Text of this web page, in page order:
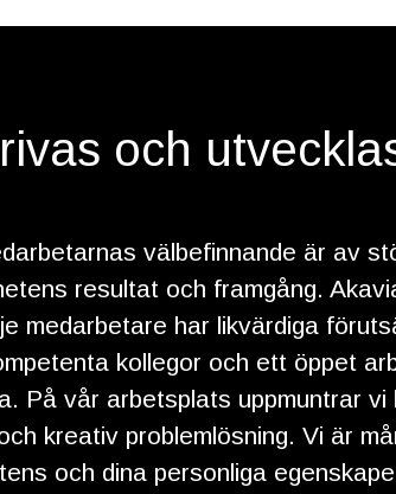
och
välbefinnande är av
resultat och framgång.
medarbetare har likvärdiga
kollegor och ett öppet
På vår arbetsplats uppmuntrar vi
kreativ problemlösning. Vi är
och dina personliga